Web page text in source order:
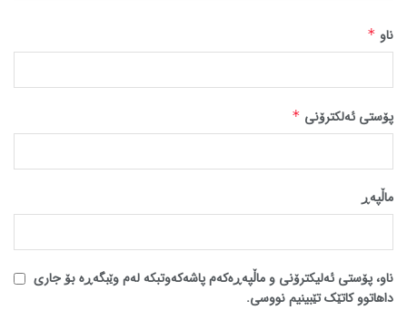
ناو *
پۆستی ئەلکترۆنی *
ماڵپه‌ڕ
ناو، پۆستی ئەلیکترۆنی و ماڵپەڕەکەم پاشەکەوتبکە لەم وێبگەڕە بۆ جاری
داهاتوو کاتێک تێبینیم نووسی.